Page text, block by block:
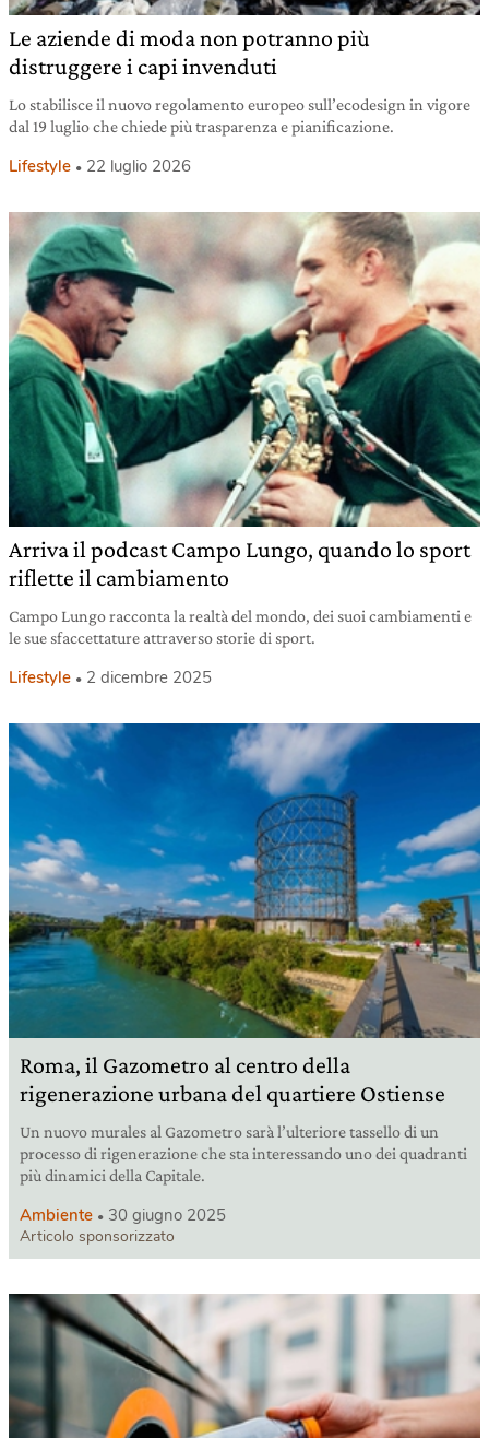
Le aziende di moda non potranno più
distruggere i capi invenduti
Lo stabilisce il nuovo regolamento europeo sull’ecodesign in vigore
dal 19 luglio che chiede più trasparenza e pianificazione.
Lifestyle 22 luglio 2026
Arriva il podcast Campo Lungo, quando lo sport
riflette il cambiamento
Campo Lungo racconta la realtà del mondo, dei suoi cambiamenti e
le sue sfaccettature attraverso storie di sport.
Lifestyle 2 dicembre 2025
Roma, il Gazometro al centro della
rigenerazione urbana del quartiere Ostiense
Un nuovo murales al Gazometro sarà l’ulteriore tassello di un
processo di rigenerazione che sta interessando uno dei quadranti
più dinamici della Capitale.
Ambiente 30 giugno 2025
Articolo sponsorizzato